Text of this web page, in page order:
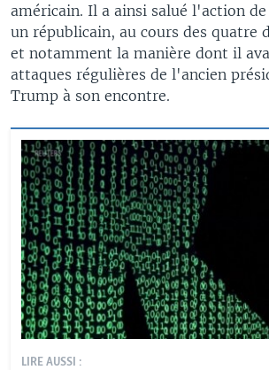
américain. Il a ainsi salué l'action
un républicain, au cours des quatre
et notamment la manière dont il
attaques régulières de l'ancien
Trump à son encontre.
LIRE AUSSI :